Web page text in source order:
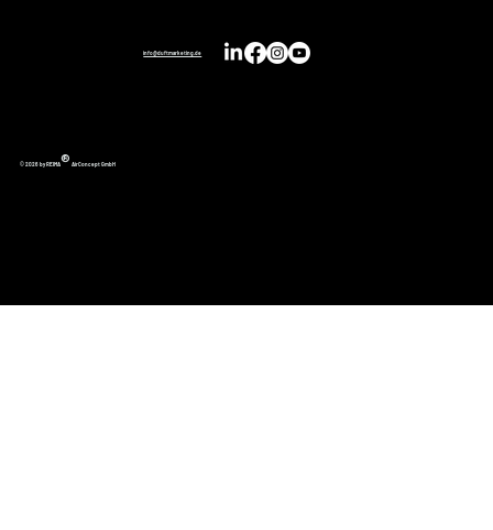
info@duftmarketing.de
© 2026 by REIMA® AirConcept GmbH